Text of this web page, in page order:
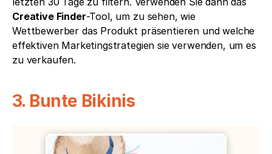
Creative Finder-Tool, um zu sehen, wie
Wettbewerber das Produkt präsentieren und welche
effektiven Marketingstrategien sie verwenden, um es
zu verkaufen.
3. Bunte Bikinis